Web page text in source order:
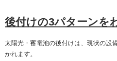
後付けの3パターンを
太陽光・蓄電池の後付けは、現状の設
かれます。